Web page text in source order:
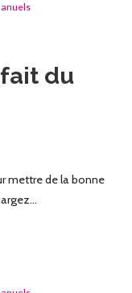
du
mettre de la bonne